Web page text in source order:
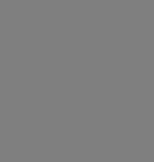
ビッグバロッ